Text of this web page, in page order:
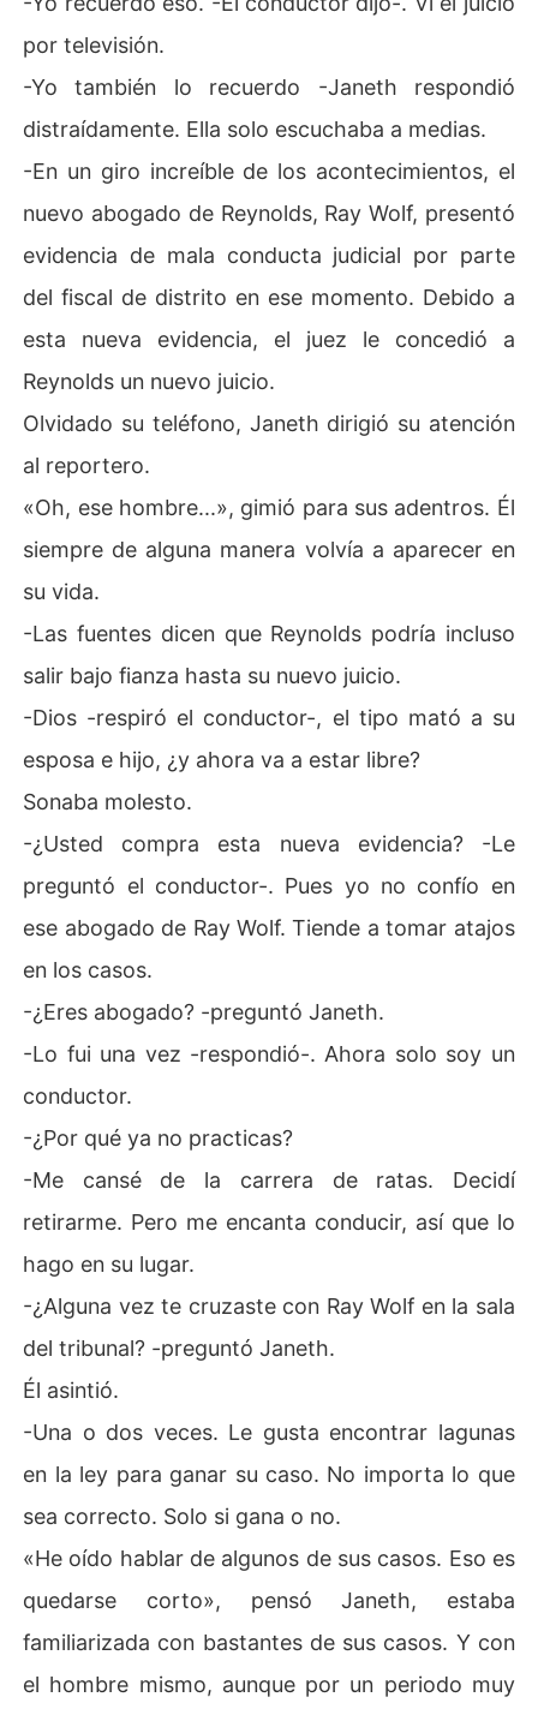
por televisión.
-Yo también lo recuerdo -Janeth respondió
distraídamente. Ella solo escuchaba a medias.
-En un giro increíble de los acontecimientos, el
nuevo abogado de Reynolds, Ray Wolf, presentó
evidencia de mala conducta judicial por parte
del fiscal de distrito en ese momento. Debido a
esta nueva evidencia, el juez le concedió a
Reynolds un nuevo juicio.
Olvidado su teléfono, Janeth dirigió su atención
al reportero.
«Oh, ese hombre...», gimió para sus adentros. Él
siempre de alguna manera volvía a aparecer en
su vida.
-Las fuentes dicen que Reynolds podría incluso
salir bajo fianza hasta su nuevo juicio.
-Dios -respiró el conductor-, el tipo mató a su
esposa e hijo, ¿y ahora va a estar libre?
Sonaba molesto.
-¿Usted compra esta nueva evidencia? -Le
preguntó el conductor-. Pues yo no confío en
ese abogado de Ray Wolf. Tiende a tomar atajos
en los casos.
-¿Eres abogado? -preguntó Janeth.
-Lo fui una vez -respondió-. Ahora solo soy un
conductor.
-¿Por qué ya no practicas?
-Me cansé de la carrera de ratas. Decidí
retirarme. Pero me encanta conducir, así que lo
hago en su lugar.
-¿Alguna vez te cruzaste con Ray Wolf en la sala
del tribunal? -preguntó Janeth.
Él asintió.
-Una o dos veces. Le gusta encontrar lagunas
en la ley para ganar su caso. No importa lo que
sea correcto. Solo si gana o no.
«He oído hablar de algunos de sus casos. Eso es
quedarse corto», pensó Janeth, estaba
familiarizada con bastantes de sus casos. Y con
el hombre mismo, aunque por un periodo muy